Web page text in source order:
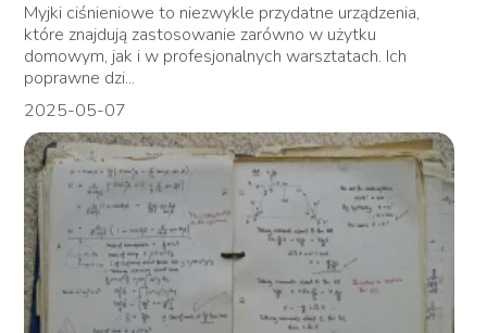
Myjki ciśnieniowe to niezwykle przydatne urządzenia,
które znajdują zastosowanie zarówno w użytku
domowym, jak i w profesjonalnych warsztatach. Ich
poprawne dzi...
2025-05-07